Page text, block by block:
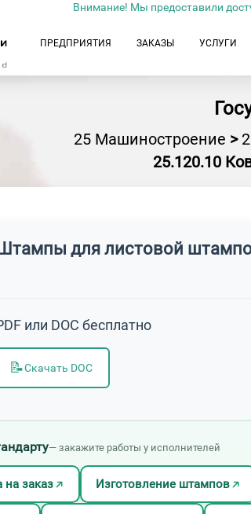
Внимание! Мы предоставили
ПРЕДПРИЯТИЯ ЗАКАЗЫ УСЛУГИ
25 Машиностроение >
25.120.10
для листовой
или DOC бесплатно
📝Скачать DOC
— закажите работы у исполнителей
на заказ Изготовление штампов